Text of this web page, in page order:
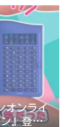
オンライ
』登